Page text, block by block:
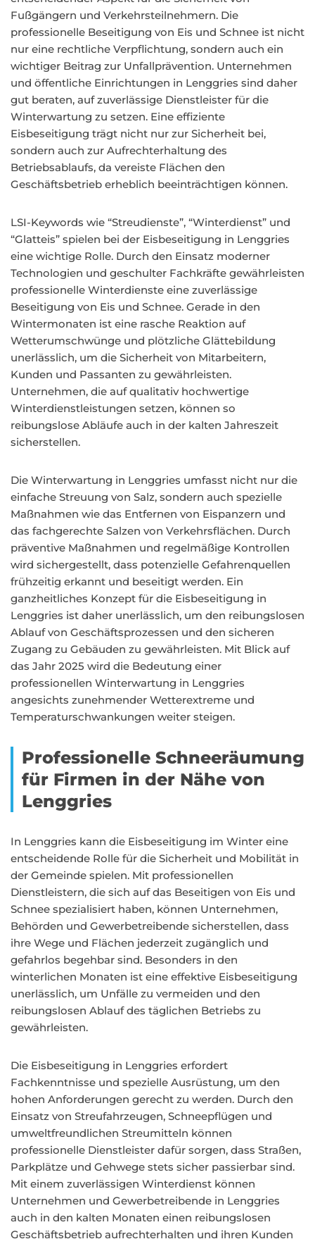
Fußgängern und Verkehrsteilnehmern. Die
professionelle Beseitigung von Eis und Schnee ist nicht
nur eine rechtliche Verpflichtung, sondern auch ein
wichtiger Beitrag zur Unfallprävention. Unternehmen
und öffentliche Einrichtungen in Lenggries sind daher
gut beraten, auf zuverlässige Dienstleister für die
Winterwartung zu setzen. Eine effiziente
Eisbeseitigung trägt nicht nur zur Sicherheit bei,
sondern auch zur Aufrechterhaltung des
Betriebsablaufs, da vereiste Flächen den
Geschäftsbetrieb erheblich beeinträchtigen können.
LSI-Keywords wie “Streudienste”, “Winterdienst” und
“Glatteis” spielen bei der Eisbeseitigung in Lenggries
eine wichtige Rolle. Durch den Einsatz moderner
Technologien und geschulter Fachkräfte gewährleisten
professionelle Winterdienste eine zuverlässige
Beseitigung von Eis und Schnee. Gerade in den
Wintermonaten ist eine rasche Reaktion auf
Wetterumschwünge und plötzliche Glättebildung
unerlässlich, um die Sicherheit von Mitarbeitern,
Kunden und Passanten zu gewährleisten.
Unternehmen, die auf qualitativ hochwertige
Winterdienstleistungen setzen, können so
reibungslose Abläufe auch in der kalten Jahreszeit
sicherstellen.
Die Winterwartung in Lenggries umfasst nicht nur die
einfache Streuung von Salz, sondern auch spezielle
Maßnahmen wie das Entfernen von Eispanzern und
das fachgerechte Salzen von Verkehrsflächen. Durch
präventive Maßnahmen und regelmäßige Kontrollen
wird sichergestellt, dass potenzielle Gefahrenquellen
frühzeitig erkannt und beseitigt werden. Ein
ganzheitliches Konzept für die Eisbeseitigung in
Lenggries ist daher unerlässlich, um den reibungslosen
Ablauf von Geschäftsprozessen und den sicheren
Zugang zu Gebäuden zu gewährleisten. Mit Blick auf
das Jahr 2025 wird die Bedeutung einer
professionellen Winterwartung in Lenggries
angesichts zunehmender Wetterextreme und
Temperaturschwankungen weiter steigen.
Professionelle Schneeräumung
für Firmen in der Nähe von
Lenggries
In Lenggries kann die Eisbeseitigung im Winter eine
entscheidende Rolle für die Sicherheit und Mobilität in
der Gemeinde spielen. Mit professionellen
Dienstleistern, die sich auf das Beseitigen von Eis und
Schnee spezialisiert haben, können Unternehmen,
Behörden und Gewerbetreibende sicherstellen, dass
ihre Wege und Flächen jederzeit zugänglich und
gefahrlos begehbar sind. Besonders in den
winterlichen Monaten ist eine effektive Eisbeseitigung
unerlässlich, um Unfälle zu vermeiden und den
reibungslosen Ablauf des täglichen Betriebs zu
gewährleisten.
Die Eisbeseitigung in Lenggries erfordert
Fachkenntnisse und spezielle Ausrüstung, um den
hohen Anforderungen gerecht zu werden. Durch den
Einsatz von Streufahrzeugen, Schneepflügen und
umweltfreundlichen Streumitteln können
professionelle Dienstleister dafür sorgen, dass Straßen,
Parkplätze und Gehwege stets sicher passierbar sind.
Mit einem zuverlässigen Winterdienst können
Unternehmen und Gewerbetreibende in Lenggries
auch in den kalten Monaten einen reibungslosen
Geschäftsbetrieb aufrechterhalten und ihren Kunden